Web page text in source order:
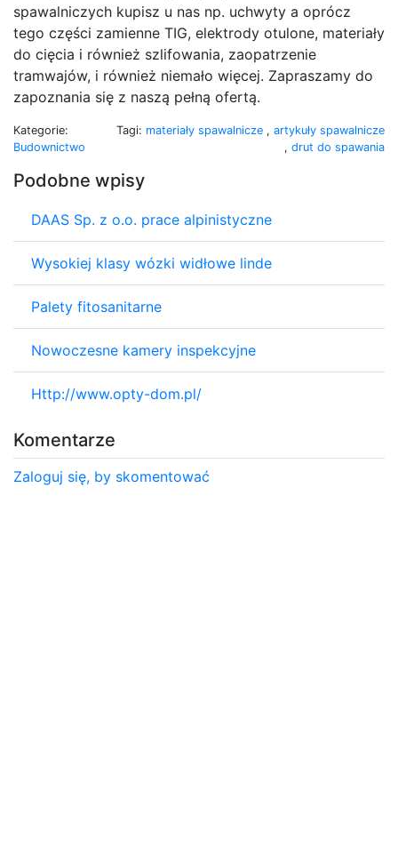
spawalniczych kupisz u nas np. uchwyty a oprócz
tego części zamienne TIG, elektrody otulone, materiały
do cięcia i również szlifowania, zaopatrzenie
tramwajów, i również niemało więcej. Zapraszamy do
zapoznania się z naszą pełną ofertą.
Kategorie:
Budownictwo
Tagi: materiały spawalnicze , artykuły spawalnicze
, drut do spawania
Podobne wpisy
DAAS Sp. z o.o. prace alpinistyczne
Wysokiej klasy wózki widłowe linde
Palety fitosanitarne
Nowoczesne kamery inspekcyjne
Http://www.opty-dom.pl/
Komentarze
Zaloguj się, by skomentować